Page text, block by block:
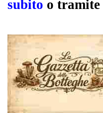
subito o tramite